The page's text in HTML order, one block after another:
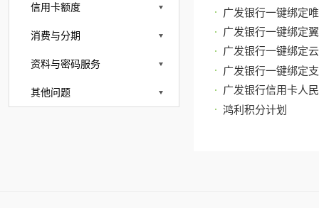
信用卡额度
消费与分期
资料与密码服务
其他问题
广发银行一键绑定
广发银行一键绑定
广发银行一键绑定
广发银行一键绑定
广发银行信用卡人
鸿利积分计划